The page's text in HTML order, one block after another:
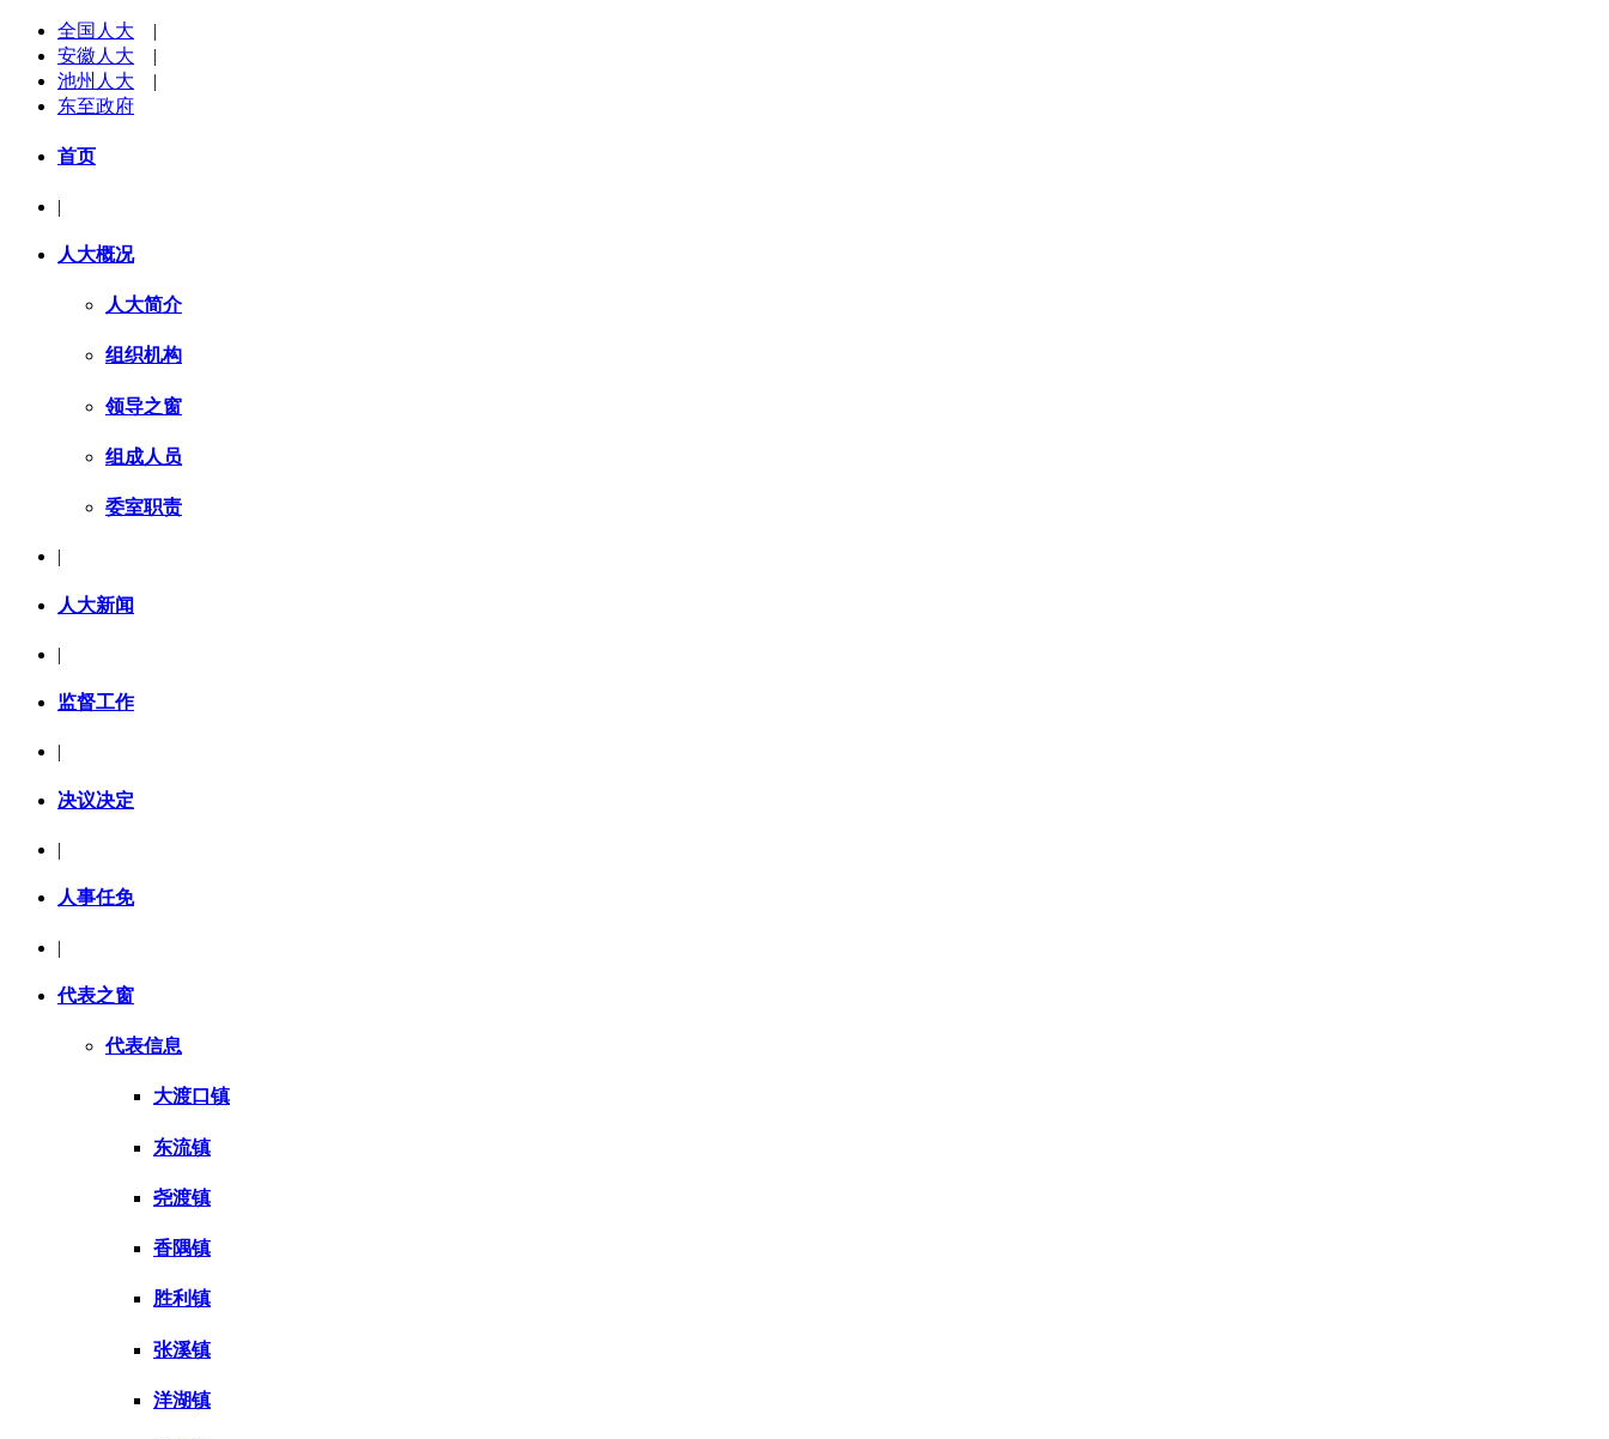
全国人大 |
安徽人大 |
池州人大 |
东至政府
首页
|
人大概况
人大简介
组织机构
领导之窗
组成人员
委室职责
|
人大新闻
|
监督工作
决议决定
|
人事任免
|
代表之窗
代表信息
大渡口镇
东流镇
尧渡镇
香隅镇
胜利镇
张溪镇
洋湖镇